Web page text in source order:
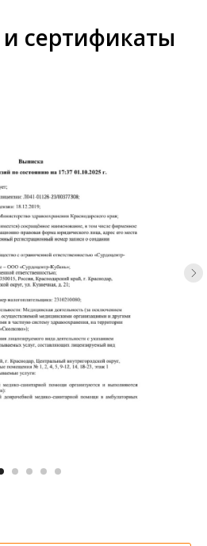
сертификаты